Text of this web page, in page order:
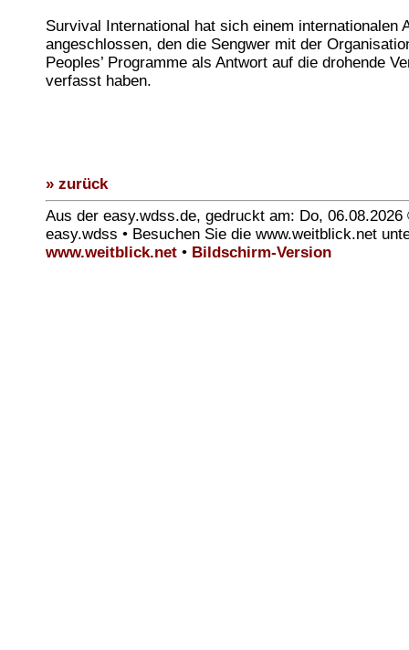
Survival International hat sich einem internationalen
angeschlossen, den die Sengwer mit der
Peoples’ Programme als Antwort auf die drohende
verfasst haben.
» zurück
Aus der easy.wdss.de, gedruckt am: Do, 06.08.2026
easy.wdss • Besuchen Sie die www.weitblick.net
www.weitblick.net • Bildschirm-Version